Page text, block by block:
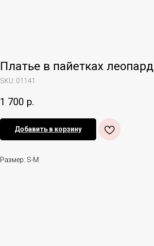
Платье в пайетках леопард
SKU: 01141
1 700 р.
Добавить в корзину
Размер: S-M